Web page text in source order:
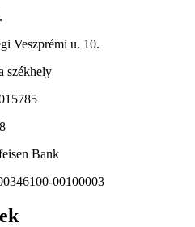
Veszprémi u. 10.
székhely
Bank
00100003